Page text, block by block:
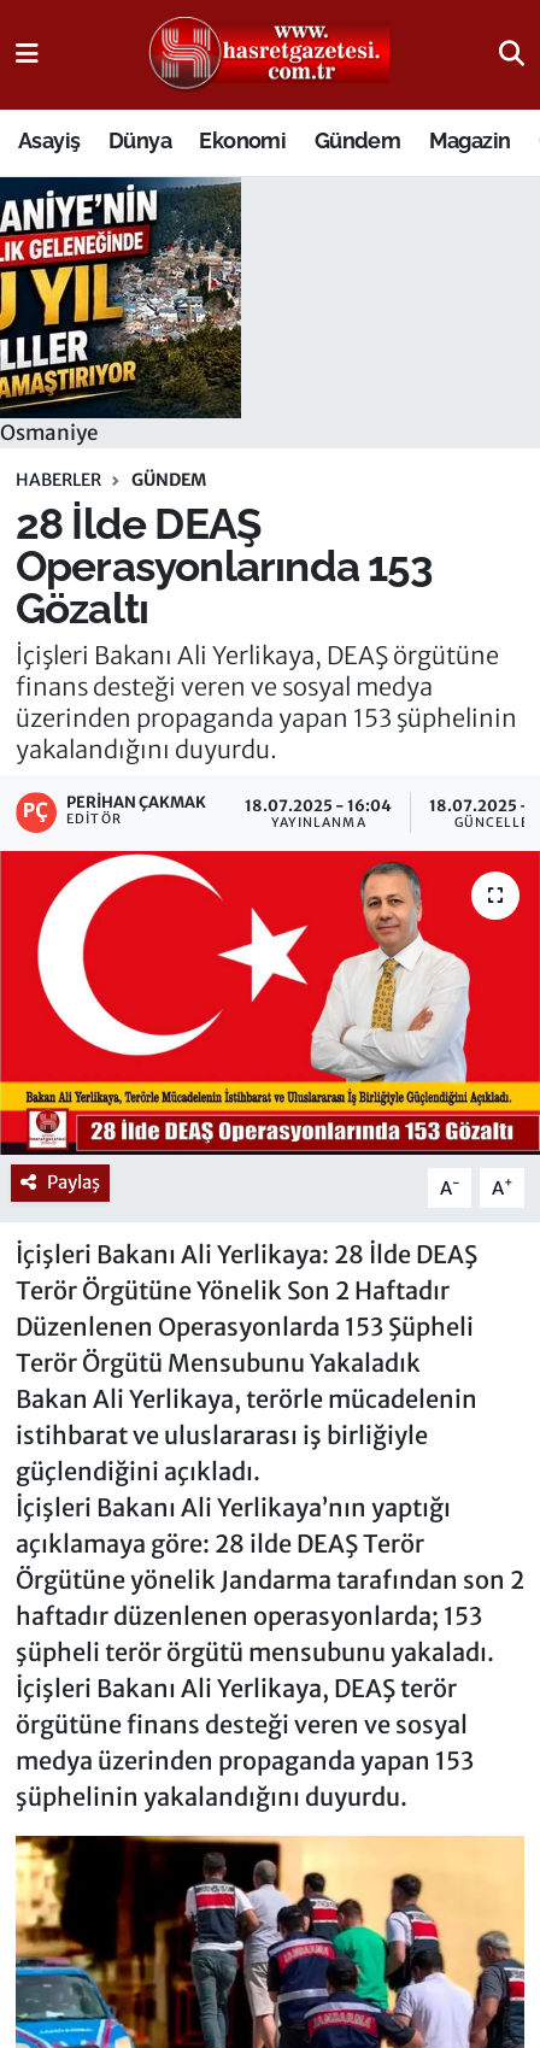
Asayiş Dünya Ekonomi Gündem Magazin
Osmaniye
HABERLER GÜNDEM
28 İlde DEAŞ
Operasyonlarında 153
Gözaltı
İçişleri Bakanı Ali Yerlikaya, DEAŞ örgütüne
finans desteği veren ve sosyal medya
üzerinden propaganda yapan 153 şüphelinin
yakalandığını duyurdu.
PERIHAN ÇAKMAK
EDITÖR
18.07.2025 - 16:04
YAYINLANMA
18.07.2025 -
Paylaş A- A+
İçişleri Bakanı Ali Yerlikaya: 28 İlde DEAŞ
Terör Örgütüne Yönelik Son 2 Haftadır
Düzenlenen Operasyonlarda 153 Şüpheli
Terör Örgütü Mensubunu Yakaladık
Bakan Ali Yerlikaya, terörle mücadelenin
istihbarat ve uluslararası iş birliğiyle
güçlendiğini açıkladı.
İçişleri Bakanı Ali Yerlikaya’nın yaptığı
açıklamaya göre: 28 ilde DEAŞ Terör
Örgütüne yönelik Jandarma tarafından son 2
haftadır düzenlenen operasyonlarda; 153
şüpheli terör örgütü mensubunu yakaladı.
İçişleri Bakanı Ali Yerlikaya, DEAŞ terör
örgütüne finans desteği veren ve sosyal
medya üzerinden propaganda yapan 153
şüphelinin yakalandığını duyurdu.
Osmaniye Nöbetçi Eczaneler
Osmaniye Hava Durumu
Osmaniye Trafik Yoğunluk Haritası
Süper Lig Puan Durumu ve Fikstür
Tüm Manşetler
Son Dakika Haberleri